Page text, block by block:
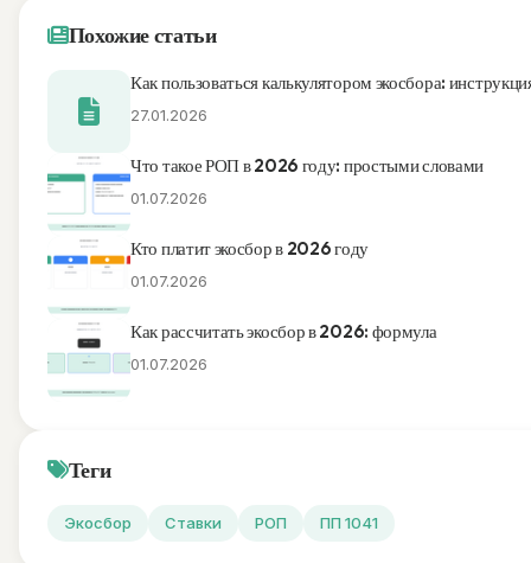
Похожие статьи
Как пользоваться калькулятором экосбора:
27.01.2026
Что такое РОП в 2026 году: простыми словами
01.07.2026
Кто платит экосбор в 2026 году
01.07.2026
Как рассчитать экосбор в 2026: формула
01.07.2026
Теги
Экосбор Ставки РОП ПП 1041